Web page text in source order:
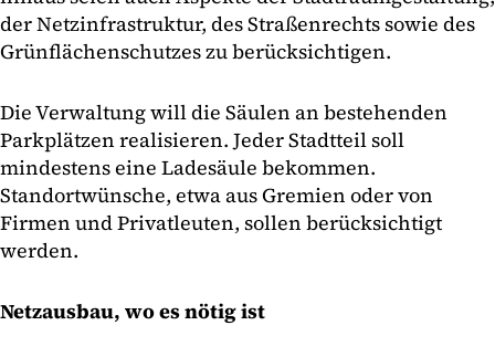
der Netzinfrastruktur, des Straßenrechts sowie des
Grünflächenschutzes zu berücksichtigen.
Die Verwaltung will die Säulen an bestehenden
Parkplätzen realisieren. Jeder Stadtteil soll
mindestens eine Ladesäule bekommen.
Standortwünsche, etwa aus Gremien oder von
Firmen und Privatleuten, sollen berücksichtigt
werden.
Netzausbau, wo es nötig ist